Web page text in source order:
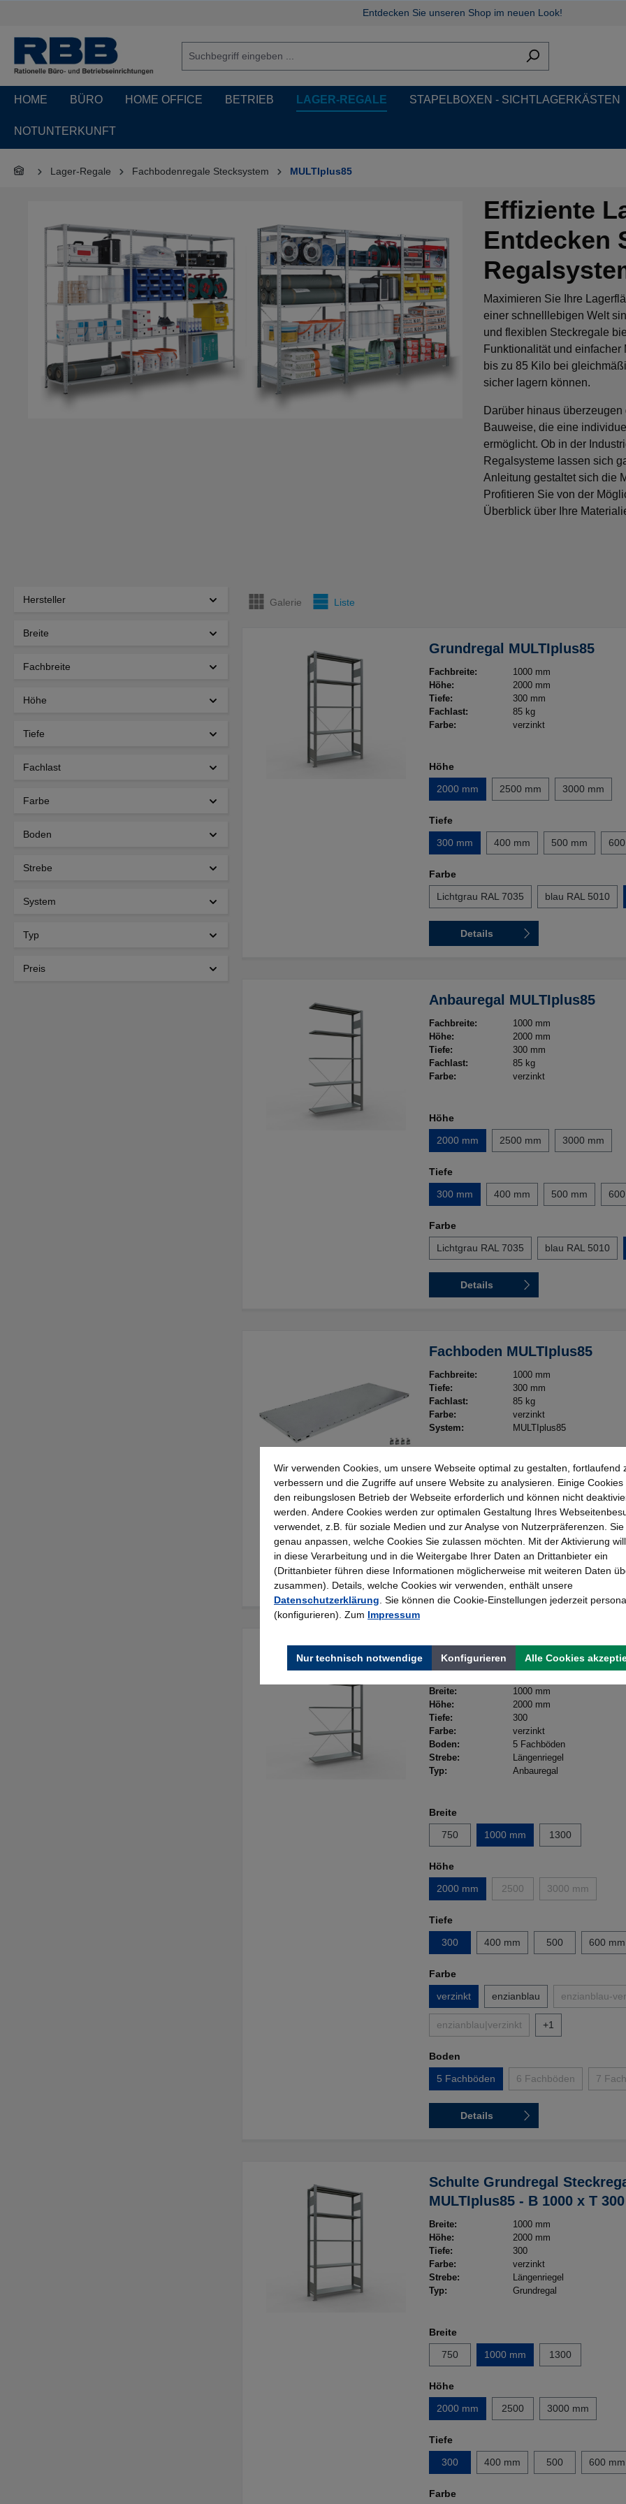
Entdecken Sie unseren Shop im neuen Look!
HOME BÜRO HOME OFFICE BETRIEB LAGER-REGALE STAPELBOXEN - SICHTLAGERKÄSTEN
NOTUNTERKUNFT
Lager-Regale Fachbodenregale Stecksystem MULTIplus85
Effiziente
Entdecken
Maximieren Sie Ihre
einer schnelllebigen Welt
und flexiblen Steckregale
Funktionalität und
bis zu 85 Kilo bei
sicher lagern können.
Darüber hinaus
Bauweise, die eine
ermöglicht. Ob in der
Regalsysteme lassen sich
Anleitung gestaltet sich die
Profitieren Sie von der
Überblick über Ihre
Hersteller
Breite
Fachbreite
Höhe
Tiefe
Fachlast
Farbe
Boden
Strebe
System
Typ
Preis
Galerie Liste
Grundregal MULTIplus85
Fachbreite:
1000 mm
Höhe:
2000 mm
Tiefe:
300 mm
Fachlast:
85 kg
Farbe:
verzinkt
Höhe
2000 mm
2500 mm 3000 mm
Tiefe
300 mm
400 mm 500 mm
Farbe
Lichtgrau RAL 7035
blau RAL 5010
Details
Anbauregal MULTIplus85
Fachbreite:
1000 mm
Höhe:
2000 mm
Tiefe:
300 mm
Fachlast:
85 kg
Farbe:
verzinkt
Höhe
2000 mm
2500 mm 3000 mm
Tiefe
300 mm
400 mm 500 mm
Farbe
Lichtgrau RAL 7035
blau RAL 5010
Details
Fachboden MULTIplus85
Fachbreite:
1000 mm
Tiefe:
300 mm
Fachlast:
85 kg
Farbe:
verzinkt
System:
MULTIplus85
Tiefe
300 mm
400 mm 500 mm 600
Farbe
Lichtgrau RAL 7035
verzinkt
Details
Schulte Anbau Steckregal
B 1000 x T 300 x H 2000 mm,
Fachböden, Längenriegel,
Breite:
1000 mm
Höhe:
2000 mm
Tiefe:
300
Farbe:
verzinkt
Boden:
5 Fachböden
Strebe:
Längenriegel
Typ:
Anbauregal
Breite
750
1000 mm 1300
Höhe
2000 mm
2500(Diese Option ist zurzeit nicht
3000 mm(Diese Option
Tiefe
300
400 mm 500 600 mm
Farbe
verzinkt
enzianblau enzianblau-
enzianblau|verzinkt(Diese Option ist zurzeit nicht verfügbar.)
+1
Boden
5 Fachböden
6 Fachböden(Diese Option ist
7
Details
Schulte Grundregal
MULTIplus85 - B 1000 x T 300 x H 2000
mm, 5 Fachböden,
verzinkt
Breite:
1000 mm
Höhe:
2000 mm
Tiefe:
300
Farbe:
verzinkt
Strebe:
Längenriegel
Typ:
Grundregal
Breite
750
1000 mm 1300
Höhe
2000 mm
2500 3000 mm
Tiefe
300
400 mm 500 600 mm
Farbe
Wir verwenden Cookies, um unsere Webseite optimal zu gestalten, fortlaufend
verbessern und die Zugriffe auf unsere Website zu analysieren. Einige Cookies
den reibungslosen Betrieb der Webseite erforderlich und können nicht
werden. Andere Cookies werden zur optimalen Gestaltung Ihres
verwendet, z.B. für soziale Medien und zur Analyse von Nutzerpräferenzen. Sie
genau anpassen, welche Cookies Sie zulassen möchten. Mit der Aktivierung
in diese Verarbeitung und in die Weitergabe Ihrer Daten an Drittanbieter ein
(Drittanbieter führen diese Informationen möglicherweise mit weiteren Daten
zusammen). Details, welche Cookies wir verwenden, enthält unsere
Datenschutzerklärung . Sie können die Cookie-Einstellungen jederzeit
(konfigurieren). Zum Impressum
Nur technisch notwendige Konfigurieren Alle Cookies